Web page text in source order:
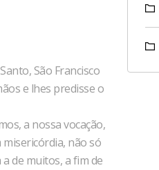
São Francisco
e lhes predisse o
a nossa vocação,
não só
de muitos, a fim de